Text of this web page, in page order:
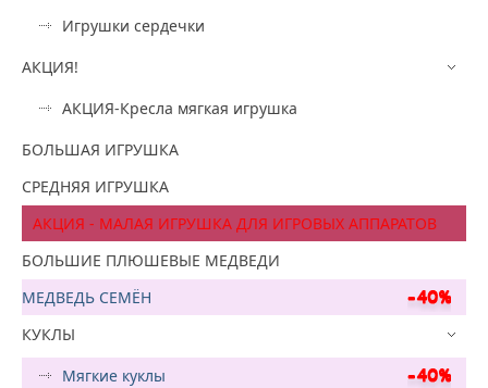
Игрушки сердечки
АКЦИЯ!
АКЦИЯ-Кресла мягкая игрушка
БОЛЬШАЯ ИГРУШКА
СРЕДНЯЯ ИГРУШКА
АКЦИЯ - МАЛАЯ ИГРУШКА ДЛЯ ИГРОВЫХ АППАРАТОВ
БОЛЬШИЕ ПЛЮШЕВЫЕ МЕДВЕДИ
МЕДВЕДЬ СЕМЁН
КУКЛЫ
Мягкие куклы